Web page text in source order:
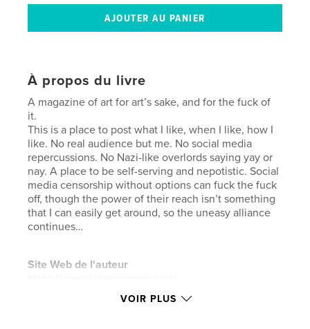
À propos du livre
A magazine of art for art’s sake, and for the fuck of
it.
This is a place to post what I like, when I like, how I
like. No real audience but me. No social media
repercussions. No Nazi-like overlords saying yay or
nay. A place to be self-serving and nepotistic. Social
media censorship without options can fuck the fuck
off, though the power of their reach isn’t something
that I can easily get around, so the uneasy alliance
continues…
Site Web de l'auteur
VOIR PLUS